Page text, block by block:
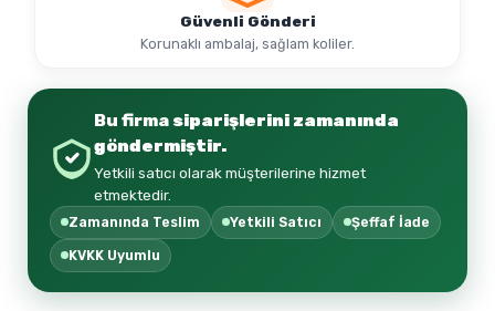
Güvenli Gönderi
Korunaklı ambalaj, sağlam koliler.
Bu firma siparişlerini zamanında
göndermiştir.
Yetkili satıcı olarak müşterilerine hizmet
etmektedir.
Zamanında Teslim Yetkili Satıcı Şeffaf İade
KVKK Uyumlu